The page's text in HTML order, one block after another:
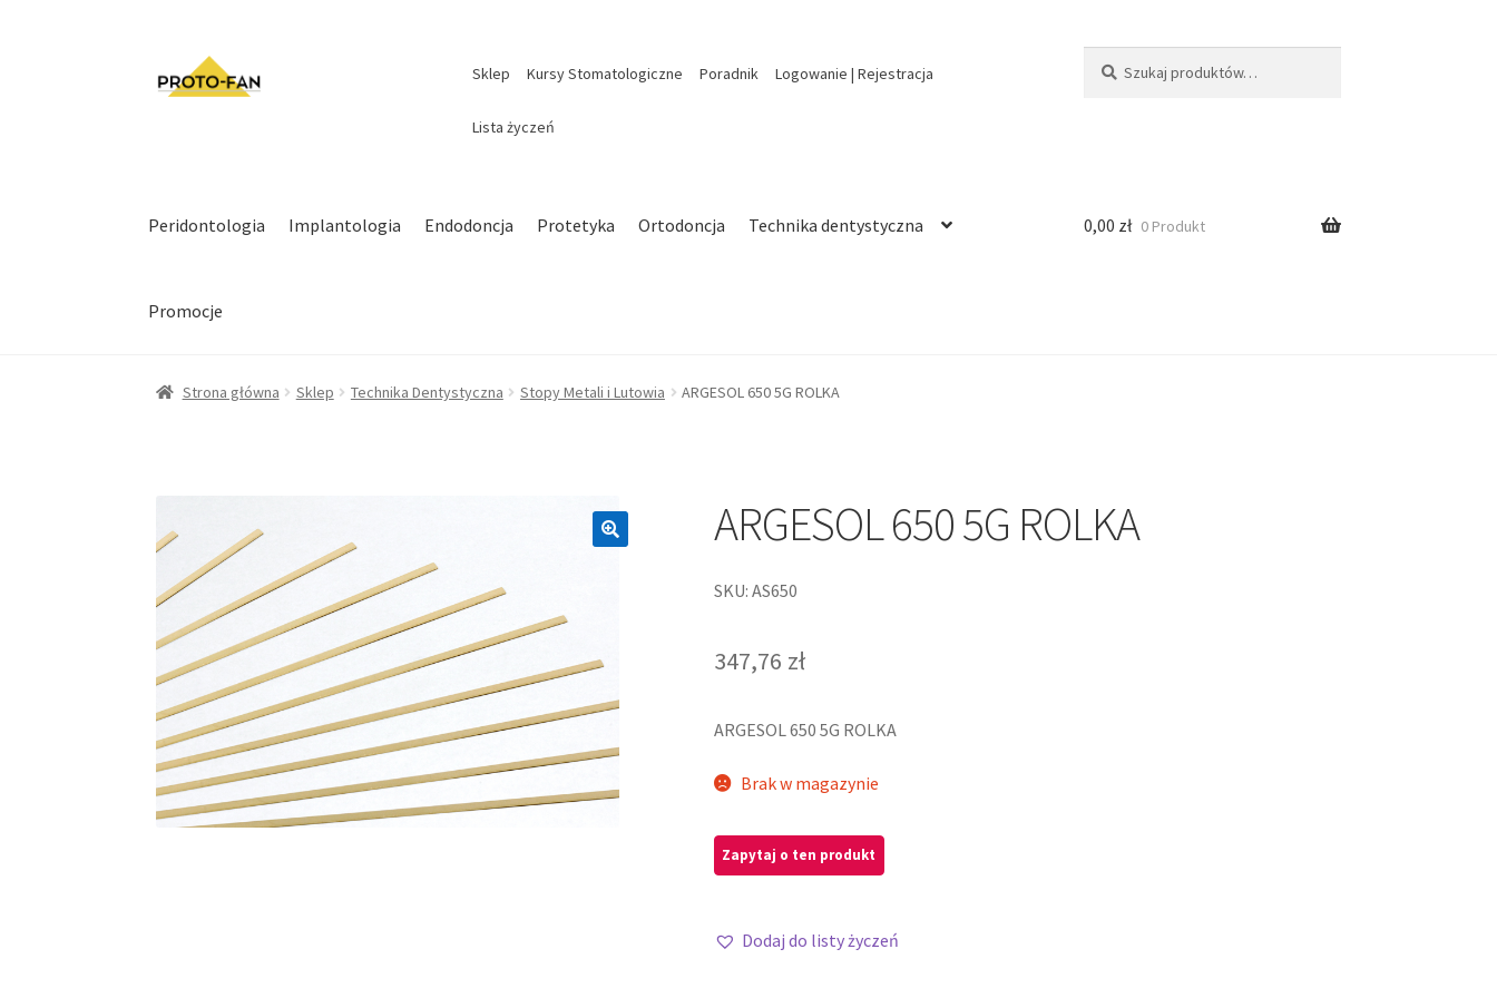
Sklep Kursy Stomatologiczne Poradnik Logowanie | Rejestracja
Lista życzeń
Peridontologia Implantologia Endodoncja Protetyka Ortodoncja Technika dentystyczna
Promocje
0,00 zł 0 Produkt
Strona główna Sklep Technika Dentystyczna Stopy Metali i Lutowia ARGESOL 650 5G ROLKA
ARGESOL 650 5G ROLKA
SKU: AS650
347,76 zł
ARGESOL 650 5G ROLKA
Brak w magazynie
Dodaj do listy życzeń